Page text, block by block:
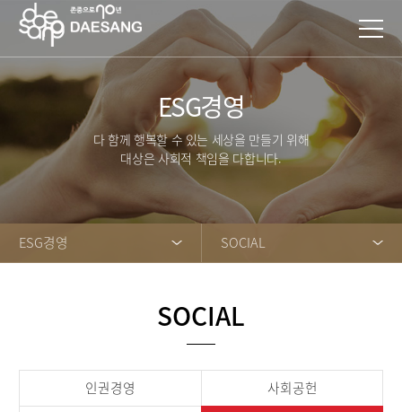
ESG경영
다 함께 행복할 수 있는 세상을 만들기 위해
대상은 사회적 책임을 다합니다.
ESG경영 SOCIAL
SOCIAL
인권경영
사회공헌